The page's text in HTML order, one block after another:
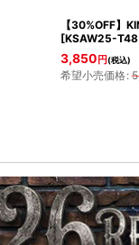
【30%OFF】
[KSAW25-
3,850円(税込)